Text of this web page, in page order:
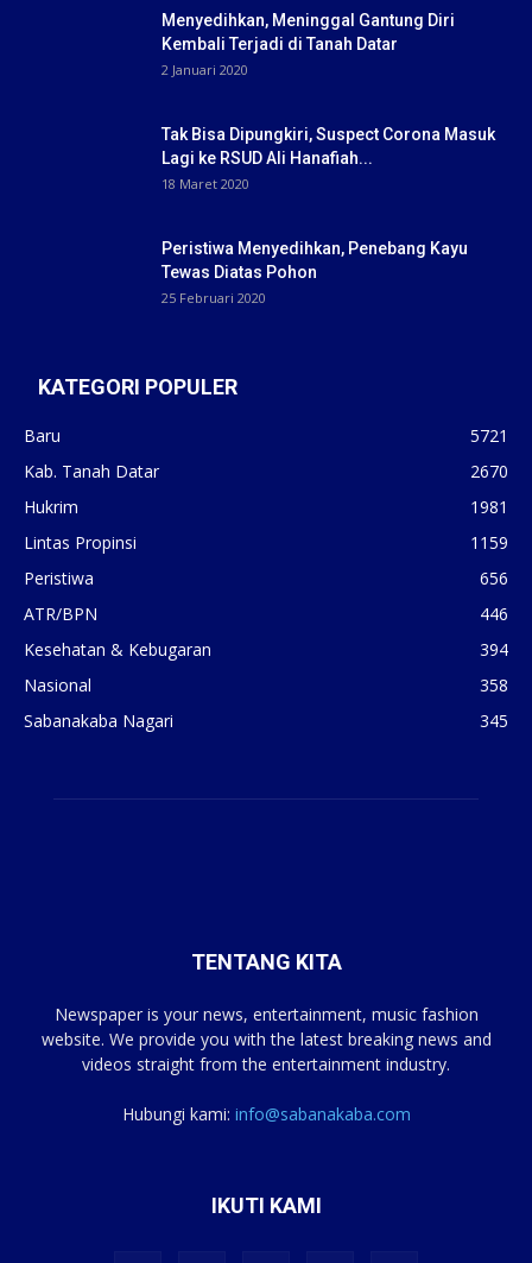
Menyedihkan, Meninggal Gantung Diri
Kembali Terjadi di Tanah Datar
2 Januari 2020
Tak Bisa Dipungkiri, Suspect Corona Masuk
Lagi ke RSUD Ali Hanafiah...
18 Maret 2020
Peristiwa Menyedihkan, Penebang Kayu
Tewas Diatas Pohon
25 Februari 2020
KATEGORI POPULER
Baru
5721
Kab. Tanah Datar
2670
Hukrim
1981
Lintas Propinsi
1159
Peristiwa
656
ATR/BPN
446
Kesehatan & Kebugaran
394
Nasional
358
Sabanakaba Nagari
345
TENTANG KITA
Newspaper is your news, entertainment, music fashion
website. We provide you with the latest breaking news and
videos straight from the entertainment industry.
Hubungi kami: info@sabanakaba.com
IKUTI KAMI